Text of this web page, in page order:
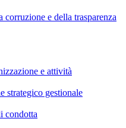
e della trasparenza
e attività
strategico gestionale
condotta